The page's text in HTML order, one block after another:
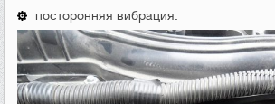
посторонняя вибрация.